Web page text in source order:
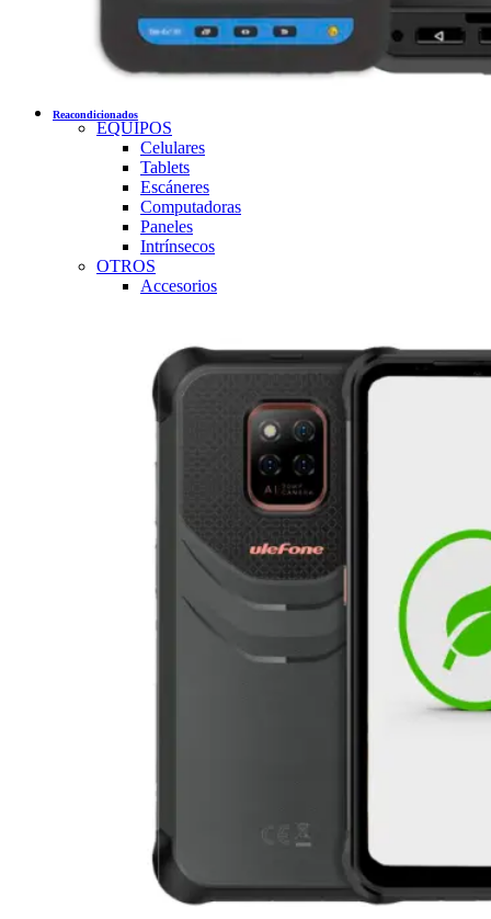
Reacondicionados
EQUIPOS
Celulares
Tablets
Escáneres
Computadoras
Paneles
Intrínsecos
OTROS
Accesorios